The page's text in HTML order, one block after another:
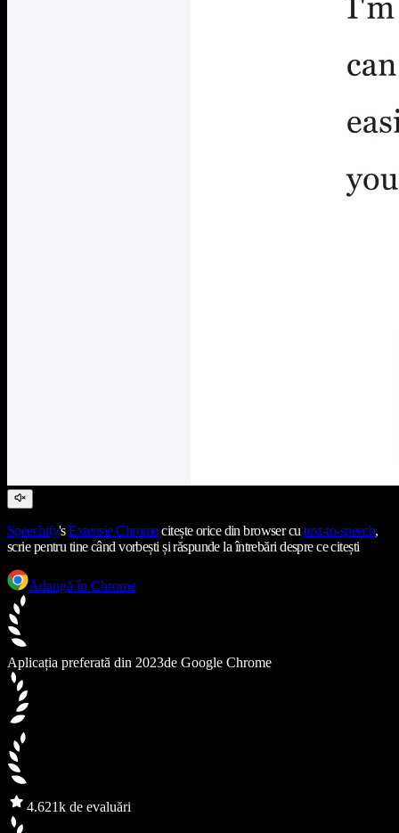
Speechify'sExtensie Chromecitește orice din browser cutext-to-speech,
scrie pentru tine când vorbești și răspunde la întrebări despre ce citești
Adaugă în Chrome
Aplicația preferată din 2023de Google Chrome
4.621k de evaluări